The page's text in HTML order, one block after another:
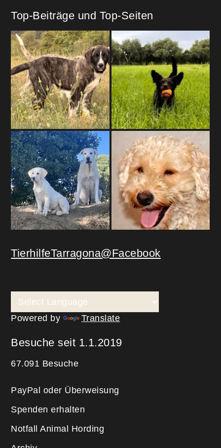
Top-Beiträge und Top-Seiten
TierhilfeTarragona@Facebook
Powered by Translate
Besuche seit 1.1.2019
67.091 Besuche
PayPal oder Überweisung
Spenden erhalten
Notfall Animal Hording